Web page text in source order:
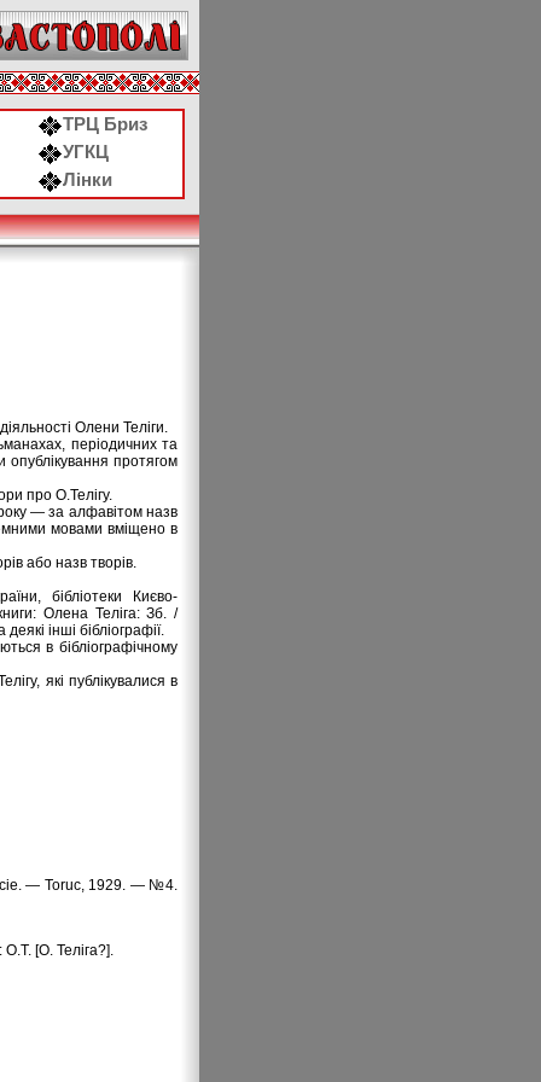
ТРЦ Бриз
УГКЦ
Лінки
Олени Теліги.
періодичних та
опублікування протягом
пpо О.Телігу.
— за алфавітом назв
мовами вміщено в
або назв творів.
бібліотеки Києво-
Олена Теліга: Зб. /
інші бібліографії.
в бібліографічному
які публікувалися в
— Toruс, 1929. — №4.
[О. Теліга?].